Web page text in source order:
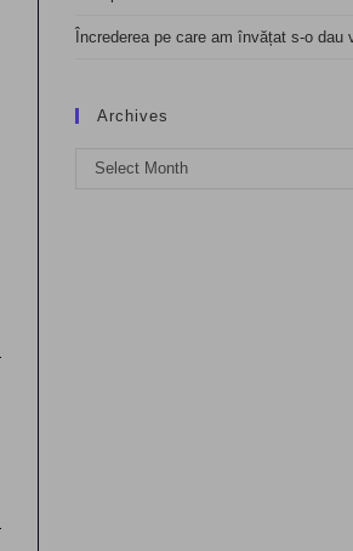
Încrederea pe care am învățat s-o dau
Archives
Archives
Select Month